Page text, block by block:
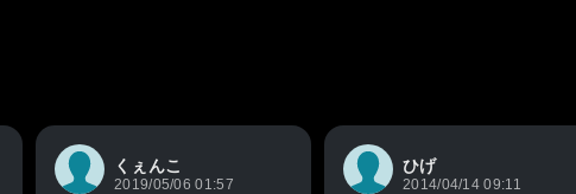
くぇんこ
2019/05/06 01:57
ひげ
2014/04/14 09:11